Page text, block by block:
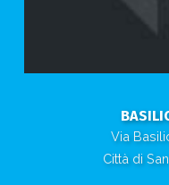
Via
Città di